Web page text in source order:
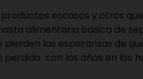
escasos y otros
alimentaria básica de
pierden las esperanzas de
perdido con los años en los